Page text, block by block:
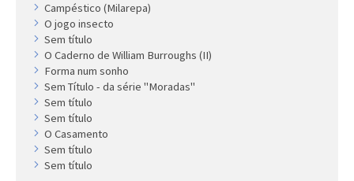
Campéstico (Milarepa)
O jogo insecto
Sem título
O Caderno de William Burroughs (II)
Forma num sonho
Sem Título - da série "Moradas"
Sem título
Sem título
O Casamento
Sem título
Sem título